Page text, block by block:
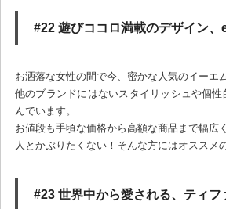
#22 遊びココロ満載のデザイン、
お洒落な女性の間で今、密かな人気のイーエム
他のブランドにはないスタイリッシュや個
んでいます。
お値段も手頃な価格から高額な商品まで幅広
人とかぶりたくない！そんな方にはオススメ
#23 世界中から愛される、ティフ